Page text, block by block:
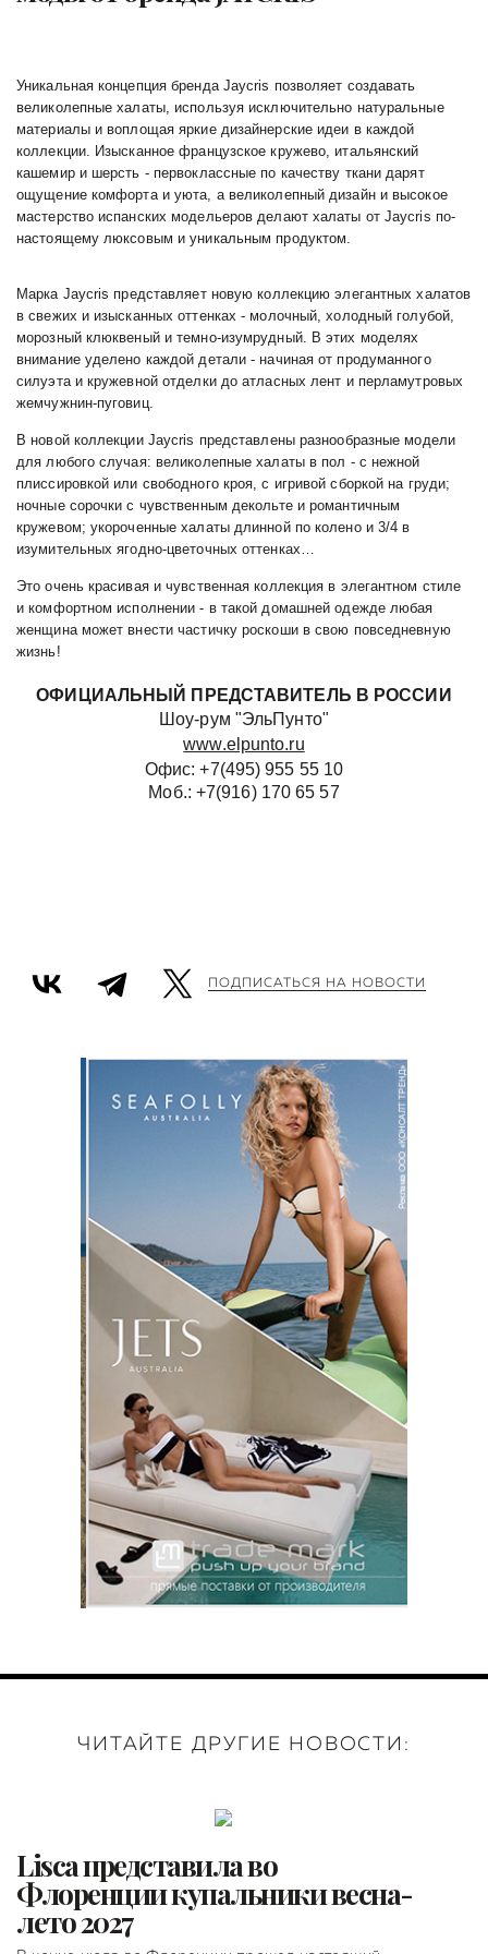
Уникальная концепция бренда Jaycris позволяет создавать
великолепные халаты, используя исключительно натуральные
материалы и воплощая яркие дизайнерские идеи в каждой
коллекции. Изысканное французское кружево, итальянский
кашемир и шерсть - первоклассные по качеству ткани дарят
ощущение комфорта и уюта, а великолепный дизайн и высокое
мастерство испанских модельеров делают халаты от Jaycris по-
настоящему люксовым и уникальным продуктом.
Марка Jaycris представляет новую коллекцию элегантных халатов
в свежих и изысканных оттенках - молочный, холодный голубой,
морозный клюквеный и темно-изумрудный. В этих моделях
внимание уделено каждой детали - начиная от продуманного
силуэта и кружевной отделки до атласных лент и перламутровых
жемчужнин-пуговиц.
В новой коллекции Jaycris представлены разнообразные модели
для любого случая: великолепные халаты в пол - с нежной
плиссировкой или свободного кроя, с игривой сборкой на груди;
ночные сорочки с чувственным декольте и романтичным
кружевом; укороченные халаты длинной по колено и 3/4 в
изумительных ягодно-цветочных оттенках…
Это очень красивая и чувственная коллекция в элегантном стиле
и комфортном исполнении - в такой домашней одежде любая
женщина может внести частичку роскоши в свою повседневную
жизнь!
ОФИЦИАЛЬНЫЙ ПРЕДСТАВИТЕЛЬ В РОССИИ
Шоу-рум "ЭльПунто"
www.elpunto.ru
Офис: +7(495) 955 55 10
Моб.: +7(916) 170 65 57
ПОДПИСАТЬСЯ НА НОВОСТИ
ЧИТАЙТЕ ДРУГИЕ НОВОСТИ:
Lisca представила во
Флоренции купальники весна-
лето 2027